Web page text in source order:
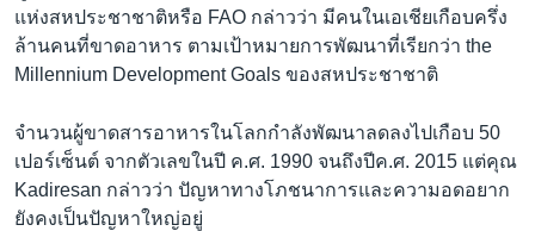
แห่งสหประชาชาติหรือ FAO กล่าวว่า มีคนในเอเชียเกือบครึ่ง
ล้านคนที่ขาดอาหาร ตามเป้าหมายการพัฒนาที่เรียกว่า the
Millennium Development Goals ของสหประชาชาติ
จำนวนผู้ขาดสารอาหารในโลกกำลังพัฒนาลดลงไปเกือบ 50
เปอร์เซ็นต์ จากตัวเลขในปี ค.ศ. 1990 จนถึงปีค.ศ. 2015 แต่คุณ
Kadiresan กล่าวว่า ปัญหาทางโภชนาการและความอดอยาก
ยังคงเป็นปัญหาใหญ่อยู่